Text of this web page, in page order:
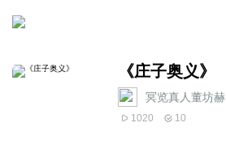
《庄子奥义》
冥览真人董坊赫
1020 10